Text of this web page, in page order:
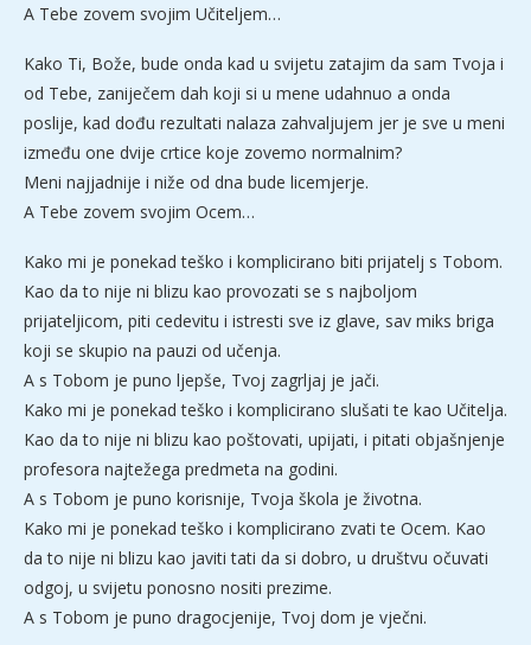
A Tebe zovem svojim Učiteljem…
Kako Ti, Bože, bude onda kad u svijetu zatajim da sam Tvoja i
od Tebe, zaniječem dah koji si u mene udahnuo a onda
poslije, kad dođu rezultati nalaza zahvaljujem jer je sve u meni
između one dvije crtice koje zovemo normalnim?
Meni najjadnije i niže od dna bude licemjerje.
A Tebe zovem svojim Ocem…
Kako mi je ponekad teško i komplicirano biti prijatelj s Tobom.
Kao da to nije ni blizu kao provozati se s najboljom
prijateljicom, piti cedevitu i istresti sve iz glave, sav miks briga
koji se skupio na pauzi od učenja.
A s Tobom je puno ljepše, Tvoj zagrljaj je jači.
Kako mi je ponekad teško i komplicirano slušati te kao Učitelja.
Kao da to nije ni blizu kao poštovati, upijati, i pitati objašnjenje
profesora najtežega predmeta na godini.
A s Tobom je puno korisnije, Tvoja škola je životna.
Kako mi je ponekad teško i komplicirano zvati te Ocem. Kao
da to nije ni blizu kao javiti tati da si dobro, u društvu očuvati
odgoj, u svijetu ponosno nositi prezime.
A s Tobom je puno dragocjenije, Tvoj dom je vječni.